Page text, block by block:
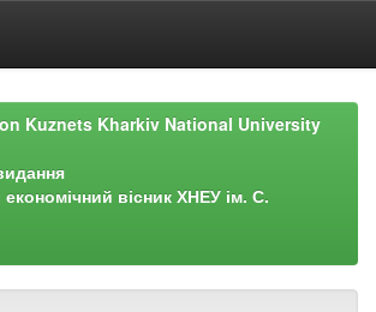
Kuznets Kharkiv National University
вісник ХНЕУ ім. С.